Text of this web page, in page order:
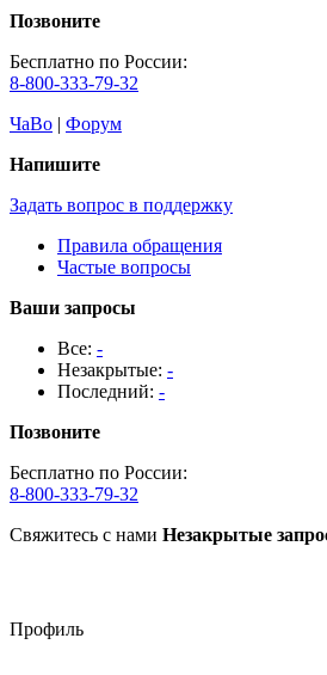
Позвоните
Бесплатно по России:
8-800-333-79-32
ЧаВо | Форум
Напишите
Задать вопрос в поддержку
Правила обращения
Частые вопросы
Ваши запросы
Все: -
Незакрытые: -
Последний: -
Позвоните
Бесплатно по России:
8-800-333-79-32
Свяжитесь с нами Незакрытые
Профиль